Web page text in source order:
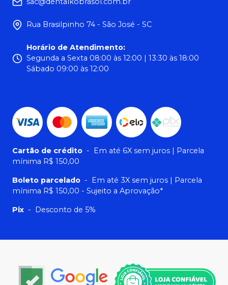
Rua Brasilpinho 74 - São José - SC
Horário de Atendimento:
Segunda a Sexta 08:00 às 12:00 | 13:30 às 18:00
Sábado 09:00 às 12:00
Cartão de crédito - Em até 6X sem juros | Parcela
mínima R$ 150,00
Boleto parcelado - Em até 3X sem juros | Parcela
mínima R$ 150,00 - Sujeito a Aprovação*
Pix - Desconto de 5%